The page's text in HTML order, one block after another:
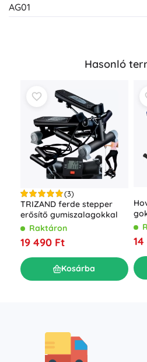
AG01
Hasonló
(3)
TRIZAND ferde stepper
erősítő gumiszalagokkal
Raktáron
19 490 Ft
Kosárba